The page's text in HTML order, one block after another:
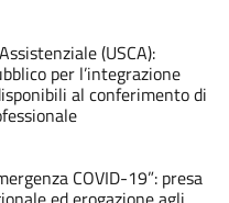
(USCA):
per l’integrazione
al conferimento di
COVID-19”: presa